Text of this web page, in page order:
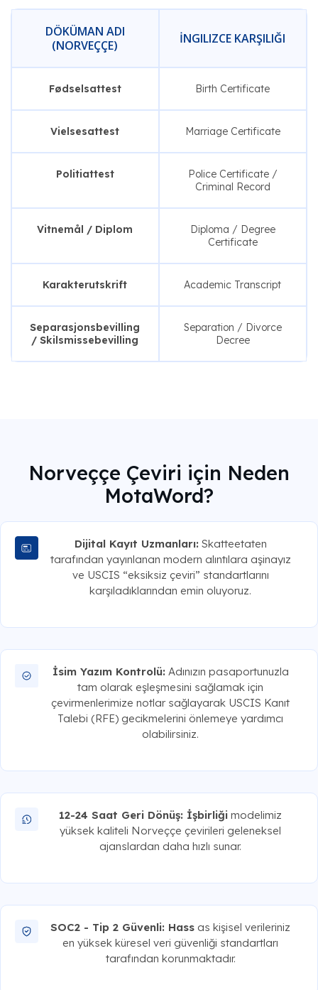
DÖKÜMAN ADI
(NORVEÇÇE)
İNGILIZCE KARŞILIĞI
Fødselsattest Birth Certificate
Vielsesattest Marriage Certificate
Politiattest
Police Certificate /
Criminal Record
Vitnemål / Diplom
Diploma / Degree
Certificate
Karakterutskrift Academic Transcript
Separasjonsbevilling
/ Skilsmissebevilling
Separation / Divorce
Decree
Norveççe Çeviri için Neden
MotaWord?
Dijital Kayıt Uzmanları: Skatteetaten
tarafından yayınlanan modern alıntılara aşinayız
ve USCIS “eksiksiz çeviri” standartlarını
karşıladıklarından emin oluyoruz.
İsim Yazım Kontrolü: Adınızın pasaportunuzla
tam olarak eşleşmesini sağlamak için
çevirmenlerimize notlar sağlayarak USCIS Kanıt
Talebi (RFE) gecikmelerini önlemeye yardımcı
olabilirsiniz.
12-24 Saat Geri Dönüş: İşbirliği modelimiz
yüksek kaliteli Norveççe çevirileri geleneksel
ajanslardan daha hızlı sunar.
SOC2 - Tip 2 Güvenli: Hass as kişisel verileriniz
en yüksek küresel veri güvenliği standartları
tarafından korunmaktadır.